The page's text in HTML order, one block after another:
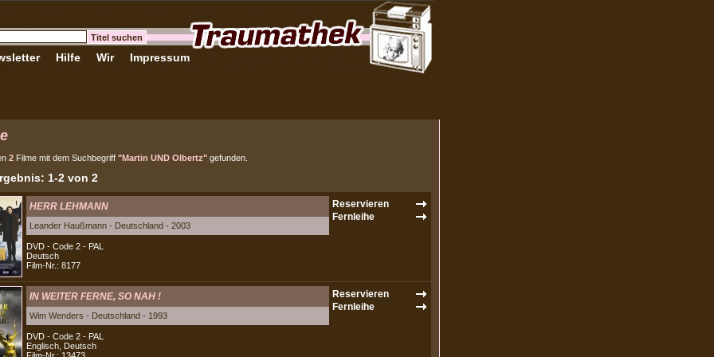
Hilfe Wir Impressum
2 Filme mit dem Suchbegriff "Martin UND Olbertz" gefunden.
1-2 von 2
HERR LEHMANN
Leander Haußmann - Deutschland - 2003
DVD - Code 2 - PAL
Deutsch
Film-Nr.: 8177
IN WEITER FERNE, SO NAH !
Wim Wenders - Deutschland - 1993
DVD - Code 2 - PAL
Englisch, Deutsch